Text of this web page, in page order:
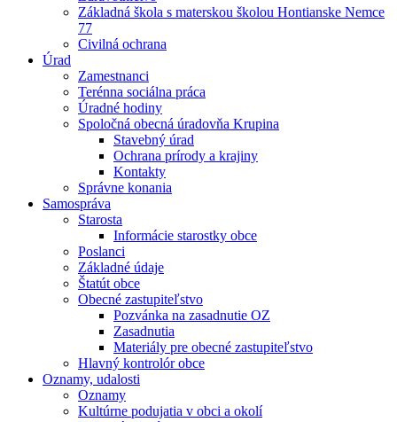
Základná škola s materskou školou Hontianske Nemce
77
Civilná ochrana
Úrad
Zamestnanci
Terénna sociálna práca
Úradné hodiny
Spoločná obecná úradovňa Krupina
Stavebný úrad
Ochrana prírody a krajiny
Kontakty
Správne konania
Samospráva
Starosta
Informácie starostky obce
Poslanci
Základné údaje
Štatút obce
Obecné zastupiteľstvo
Pozvánka na zasadnutie OZ
Zasadnutia
Materiály pre obecné zastupiteľstvo
Hlavný kontrolór obce
Oznamy, udalosti
Oznamy
Kultúrne podujatia v obci a okolí